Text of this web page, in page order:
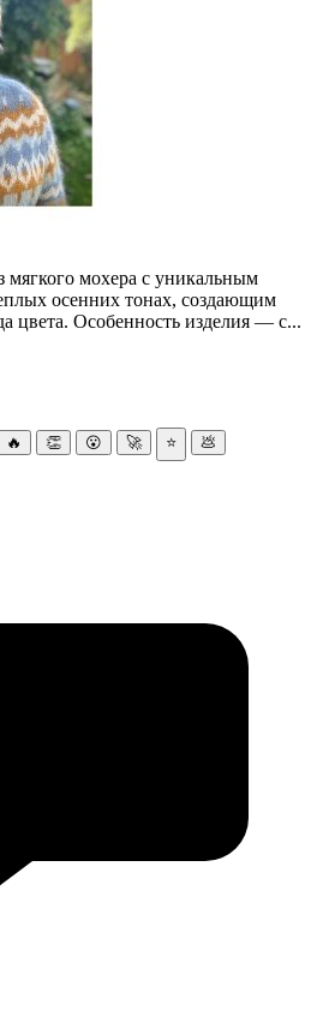
мягкого мохера с уникальным
осенних тонах, создающим
цвета. Особенность изделия — с...
🔥 👏 😮 🚀 ⭐ 💩